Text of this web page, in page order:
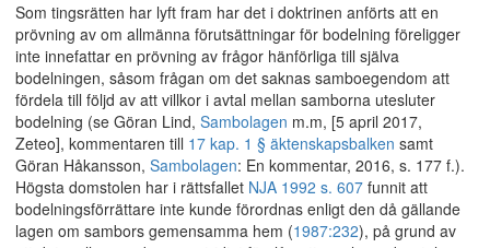
Som tingsrätten har lyft fram har det i doktrinen anförts att en
prövning av om allmänna förutsättningar för bodelning föreligger
inte innefattar en prövning av frågor hänförliga till själva
bodelningen, såsom frågan om det saknas samboegendom att
fördela till följd av att villkor i avtal mellan samborna utesluter
bodelning (se Göran Lind, Sambolagen m.m, [5 april 2017,
Zeteo], kommentaren till 17 kap. 1 § äktenskapsbalken samt
Göran Håkansson, Sambolagen: En kommentar, 2016, s. 177 f.).
Högsta domstolen har i rättsfallet NJA 1992 s. 607 funnit att
bodelningsförrättare inte kunde förordnas enligt den då gällande
lagen om sambors gemensamma hem (1987:232), på grund av